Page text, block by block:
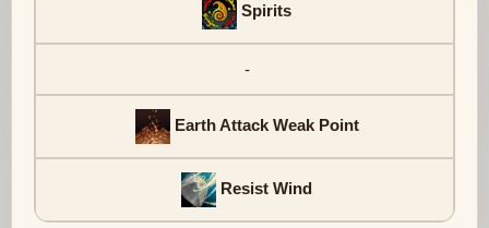
Spirits
-
Earth Attack Weak Point
Resist Wind